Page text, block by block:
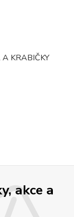
KRABIČKY
akce a